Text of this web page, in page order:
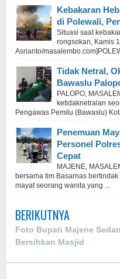
Kebakaran
di Polewali,
Situasi saat
rongsokan, Kamis
Asrianto/
Tidak Netral,
Bawaslu
PALOPO,
ketidaknetralan
Pengawas Pemilu (Bawaslu)
Penemuan
Personel
Cepat
MAJENE,
bersama tim Basarnas
mayat seorang wanita yang ...
BERIKUTNYA
Foto Bupati Majene
Bersihkan Masjid